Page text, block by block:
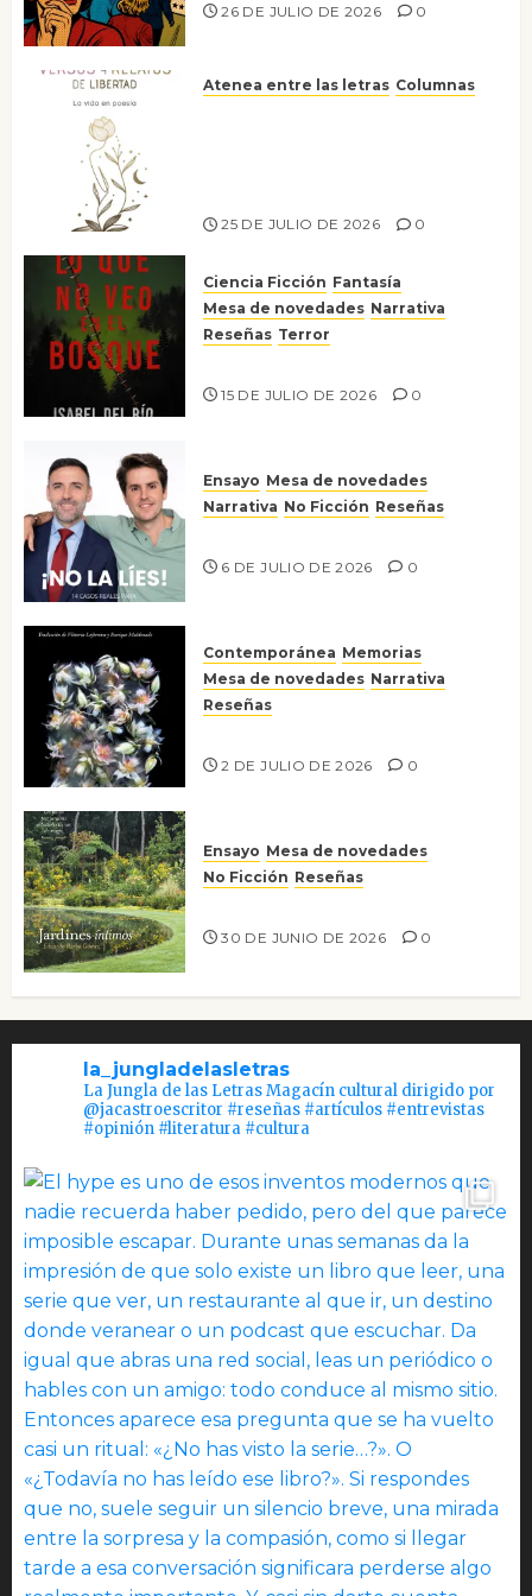
26 DE JULIO DE 2026 0
Atenea entre las letras Columnas
25 DE JULIO DE 2026 0
Ciencia Ficción Fantasía
Mesa de novedades Narrativa
Reseñas Terror
15 DE JULIO DE 2026 0
Ensayo Mesa de novedades
Narrativa No Ficción Reseñas
6 DE JULIO DE 2026 0
Contemporánea Memorias
Mesa de novedades Narrativa
Reseñas
2 DE JULIO DE 2026 0
Ensayo Mesa de novedades
No Ficción Reseñas
30 DE JUNIO DE 2026 0
la_jungladelasletras
La Jungla de las Letras Magacín cultural dirigido por
@jacastroescritor #reseñas #artículos #entrevistas
#opinión #literatura #cultura